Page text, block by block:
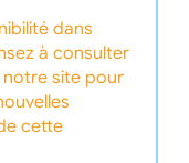
dans
à consulter
site pour
cette